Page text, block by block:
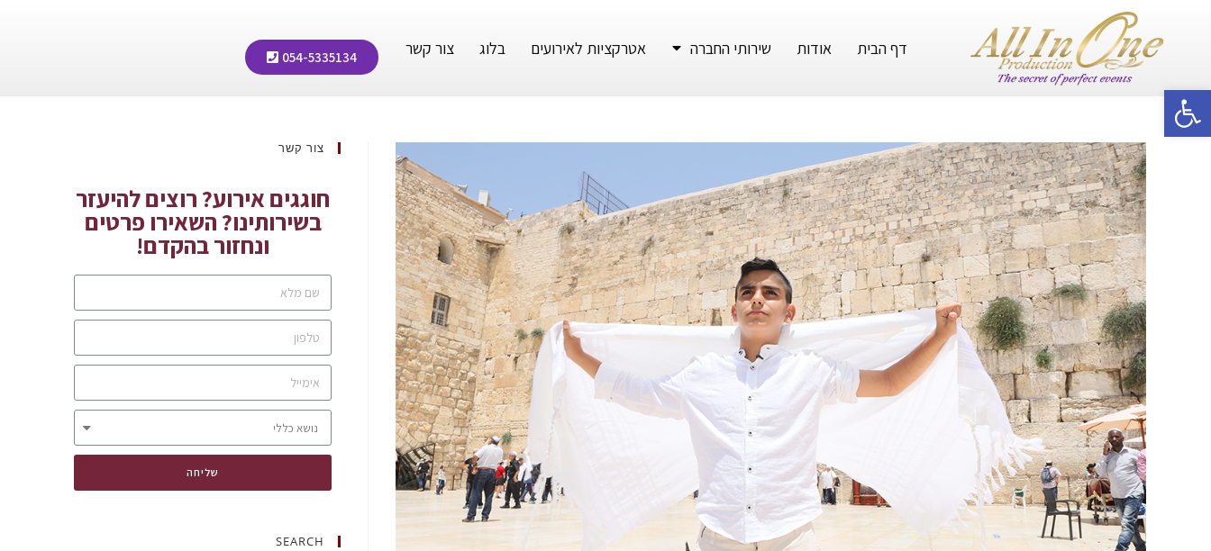
פתח סרגל נגישות
דף הבית אודות שירותי החברה אטרקציות לאירועים בלוג צור קשר 054-5335134
צור קשר
חוגגים אירוע? רוצים להיעזר
בשירותינו? השאירו פרטים
ונחזור בהקדם!
שליחה
SEARCH